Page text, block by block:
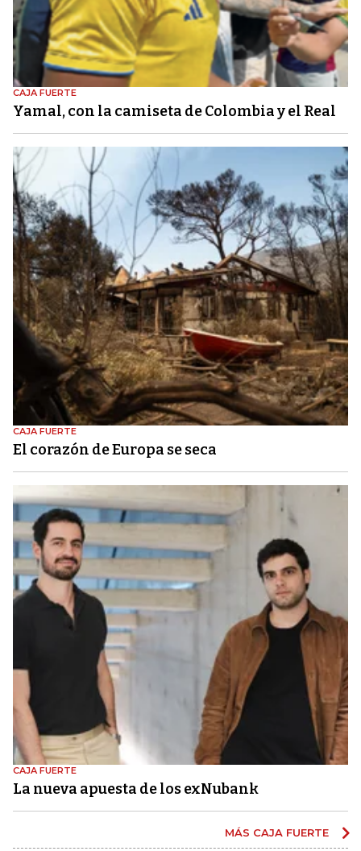
CAJA FUERTE
Yamal, con la camiseta de Colombia y el Real
CAJA FUERTE
El corazón de Europa se seca
CAJA FUERTE
La nueva apuesta de los exNubank
MÁS CAJA FUERTE